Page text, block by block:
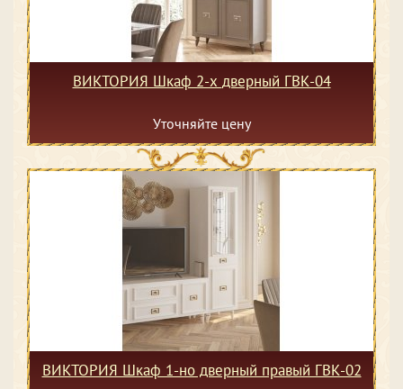
ВИКТОРИЯ Шкаф 2-х дверный ГВК-04
Уточняйте цену
ВИКТОРИЯ Шкаф 1-но дверный правый ГВК-02